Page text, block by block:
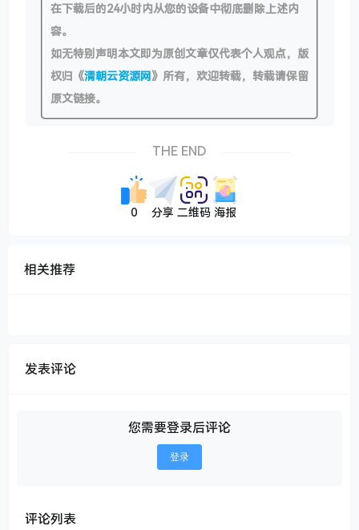
在下载后的24小时内从您的设备中彻底删除上述内
容。
如无特别声明本文即为原创文章仅代表个人观点，版
权归《清朝云资源网》所有，欢迎转载，转载请保留
原文链接。
THE END
0 分享 二维码 海报
相关推荐
发表评论
您需要登录后评论
登录
评论列表